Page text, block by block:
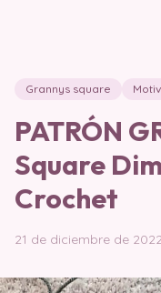
Grannys square
PATRÓN
Square
Crochet
21 de diciembre de 2022